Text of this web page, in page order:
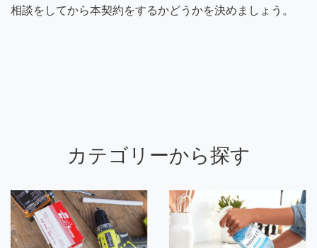
相談をしてから本契約をするかどうかを決めましょう。
カテゴリーから探す